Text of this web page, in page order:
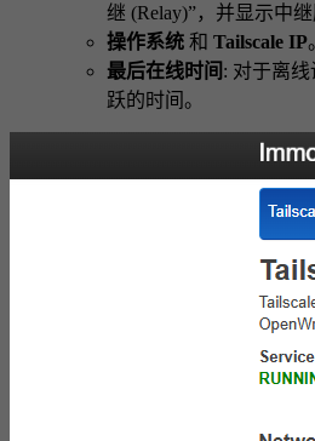
继 (Relay)”，并显示中继
操作系统 和 Tailscale IP
最后在线时间 : 对于离
跃的时间。